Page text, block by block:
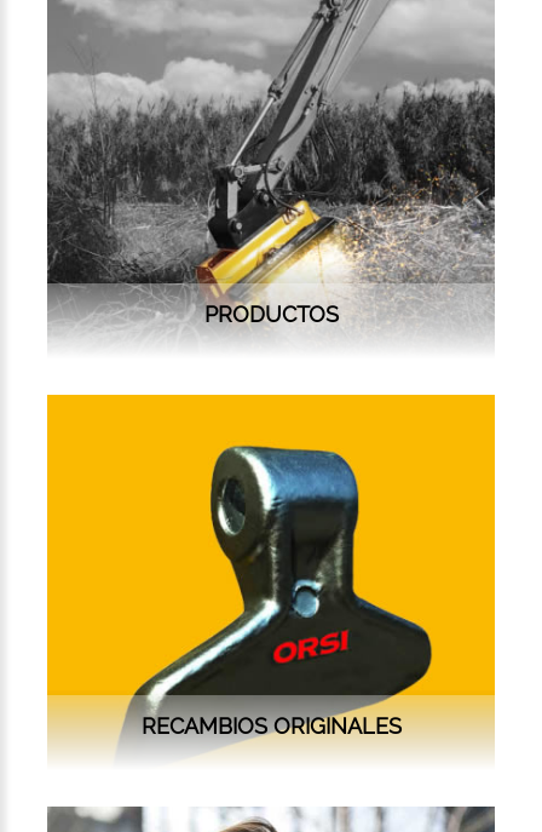
PRODUCTOS
RECAMBIOS ORIGINALES